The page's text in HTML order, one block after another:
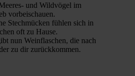
und Wildvögel im
vorbeischauen.
Stechmücken fühlen sich in
oft zu Hause.
nun Weinflaschen, die nach
zu dir zurückkommen.